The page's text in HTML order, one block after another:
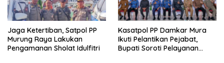
Jaga Ketertiban, Satpol PP
Murung Raya Lakukan
Pengamanan Sholat Idulfitri
Kasatpol PP Damkar Mura
Ikuti Pelantikan Pejabat,
Bupati Soroti Pelayanan